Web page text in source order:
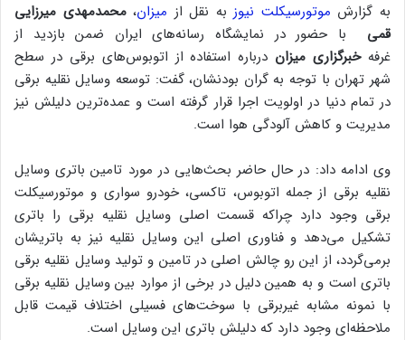
به گزارش موتورسیکلت نیوزبه نقل از میزان،محمدمهدی میرزایی
قمی با حضور در نمایشگاه رسانه‌های ایران ضمن بازدید از
غرفه خبرگزاری میزان درباره استفاده از اتوبوس‌های برقی در سطح
شهر تهران با توجه به گران بودنشان، گفت: توسعه وسایل نقلیه برقی
در تمام دنیا در اولویت اجرا قرار گرفته است و عمده‌ترین دلیلش نیز
مدیریت و کاهش آلودگی هوا است.
وی ادامه داد: در حال حاضر بحث‌هایی در مورد تامین باتری وسایل
نقلیه برقی از جمله اتوبوس، تاکسی، خودرو سواری و موتورسیکلت
برقی وجود دارد چراکه قسمت اصلی وسایل نقلیه برقی را باتری
تشکیل می‌دهد و فناوری اصلی این وسایل نقلیه نیز به باتریشان
برمی‌گردد، از این رو چالش اصلی در تامین و تولید وسایل نقلیه برقی
باتری است و به همین دلیل در برخی از موارد بین وسایل نقلیه برقی
با نمونه مشابه غیربرقی با سوخت‌های فسیلی اختلاف قیمت قابل
ملاحظه‌ای وجود دارد که دلیلش باتری این وسایل است.